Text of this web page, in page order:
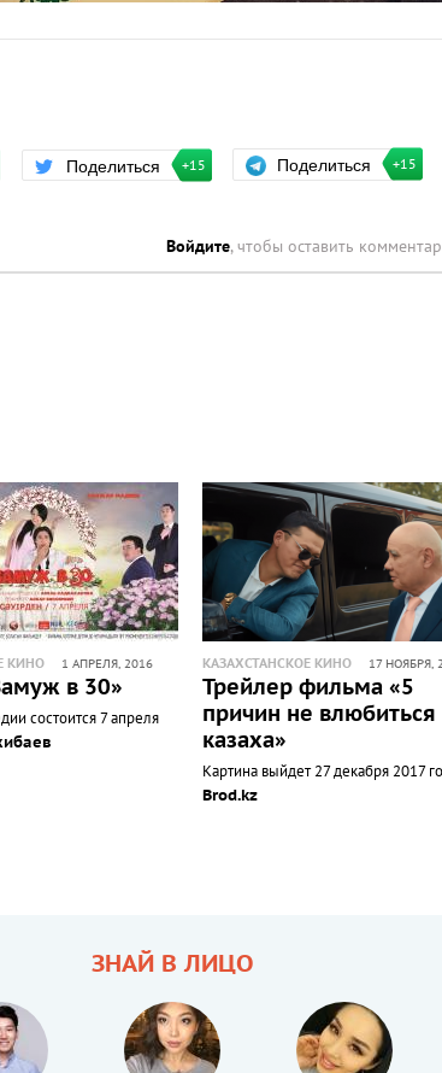
Поделиться +15 Поделиться +15
Войдите, чтобы оставить
КИНО 1 АПРЕЛЯ, 2016
в 30»
состоится 7 апреля
КАЗАХСТАНСКОЕ КИНО 17 НОЯБРЯ,
Трейлер фильма «5
причин не влюбиться
казаха»
Картина выйдет 27 декабря 2017
Brod.kz
ЗНАЙ В ЛИЦО